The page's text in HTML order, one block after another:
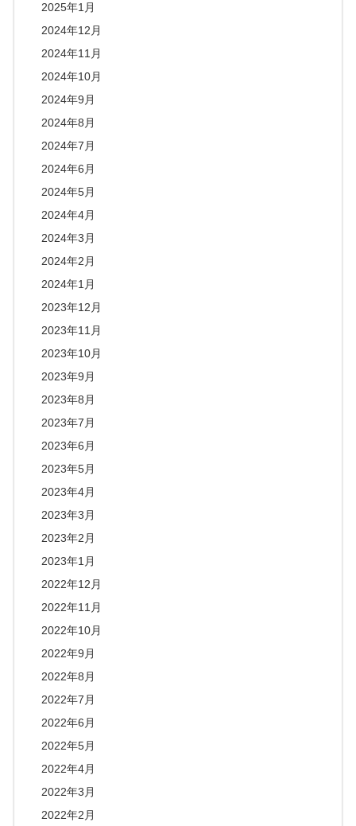
2025年1月
2024年12月
2024年11月
2024年10月
2024年9月
2024年8月
2024年7月
2024年6月
2024年5月
2024年4月
2024年3月
2024年2月
2024年1月
2023年12月
2023年11月
2023年10月
2023年9月
2023年8月
2023年7月
2023年6月
2023年5月
2023年4月
2023年3月
2023年2月
2023年1月
2022年12月
2022年11月
2022年10月
2022年9月
2022年8月
2022年7月
2022年6月
2022年5月
2022年4月
2022年3月
2022年2月